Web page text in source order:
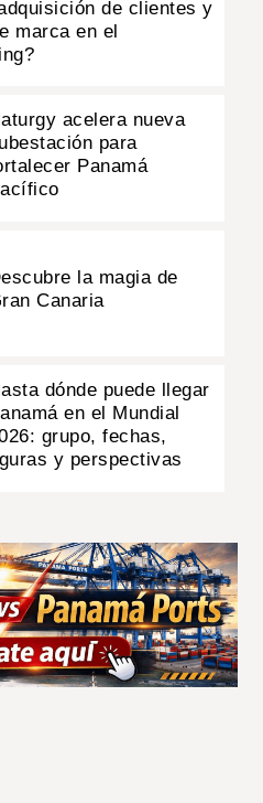
de clientes y
marca en el
acelera nueva
para
Panamá
la magia de
Canaria
dónde puede llegar
en el Mundial
grupo, fechas,
y perspectivas